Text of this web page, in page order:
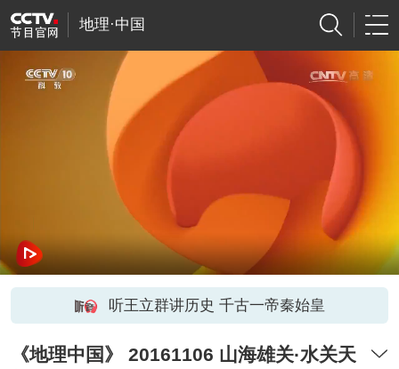
地理·中国
听王立群讲历史 千古一帝秦始皇
《地理中国》 20161106 山海雄关·水关天